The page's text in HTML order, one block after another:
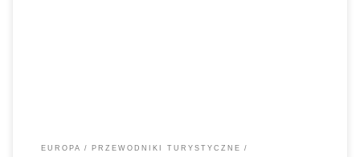
EUROPA
PRZEWODNIKI TURYSTYCZNE